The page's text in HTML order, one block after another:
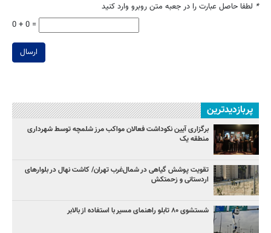
* لطفا حاصل عبارت را در جعبه متن روبرو وارد کنید
0 + 0 =
ارسال
پربازدیدترین
برگزاری آیین نکوداشت فعالان مواکب مرز شلمچه توسط شهرداری
منطقه یک
تقویت پوشش گیاهی در شمال‌غرب تهران/ کاشت نهال در بلوارهای
اردستانی و زحمتکش
شستشوی ۸۰ تابلو راهنمای مسیر با استفاده از بالابر